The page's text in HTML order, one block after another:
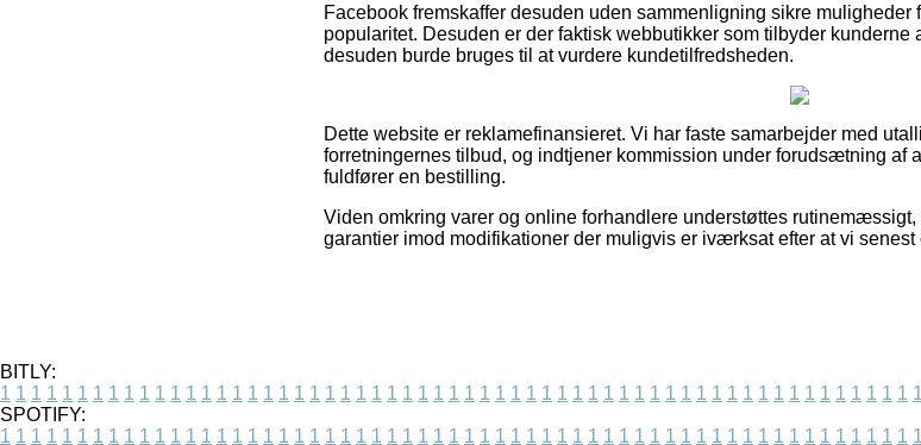
Facebook fremskaffer desuden uden sammenligning sikre muligheder
popularitet. Desuden er der faktisk webbutikker som tilbyder
desuden burde bruges til at vurdere kundetilfredsheden.
Dette website er reklamefinansieret. Vi har faste samarbejder med
forretningernes tilbud, og indtjener kommission under forudsætning af
fuldfører en bestilling.
Viden omkring varer og online forhandlere understøttes
garantier imod modifikationer der muligvis er iværksat efter at vi
BITLY:
1 1 1 1 1 1 1 1 1 1 1 1 1 1 1 1 1 1 1 1 1 1 1 1 1 1 1 1 1 1 1 1 1 1 1 1 1 1 1 1 1 1 1 1 1 1 1 1 1 1 1 1 1 1 1 1 1 1 1 1
SPOTIFY:
1 1 1 1 1 1 1 1 1 1 1 1 1 1 1 1 1 1 1 1 1 1 1 1 1 1 1 1 1 1 1 1 1 1 1 1 1 1 1 1 1 1 1 1 1 1 1 1 1 1 1 1 1 1 1 1 1 1 1 1